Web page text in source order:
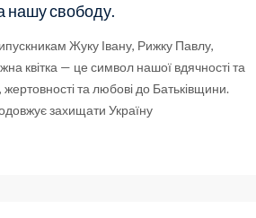
нашу свободу.
Жуку Івану, Рижку Павлу,
квітка — це символ нашої вдячності та
та любові до Батьківщини.
захищати Україну